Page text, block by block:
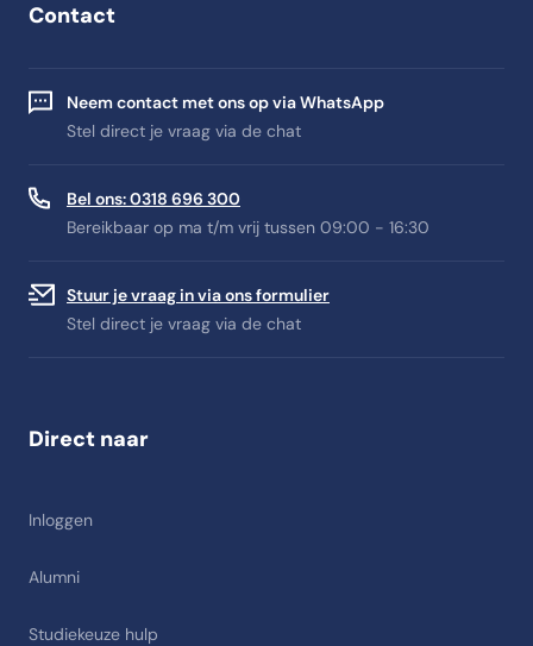
Contact
Neem contact met ons op via WhatsApp
Stel direct je vraag via de chat
Bel ons: 0318 696 300
Bereikbaar op ma t/m vrij tussen 09:00 - 16:30
Stuur je vraag in via ons formulier
Stel direct je vraag via de chat
Direct naar
Inloggen
Alumni
Studiekeuze hulp